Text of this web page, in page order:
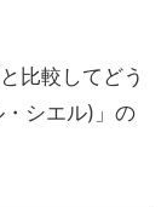
比較してどう
シエル)」の